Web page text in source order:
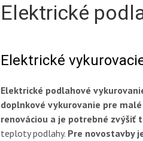
Elektrické
Elektrické
Elektrické podlahové
doplnkové vykurovanie pre
renováciou a je potrebné zvýšiť
teploty podlahy. Pre novostavby